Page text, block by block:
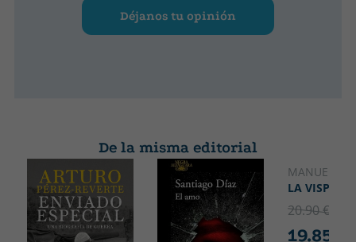
Déjanos tu opinión
De la misma editorial
MANUEL
LA VISPERA
20.90 €
19.85 €